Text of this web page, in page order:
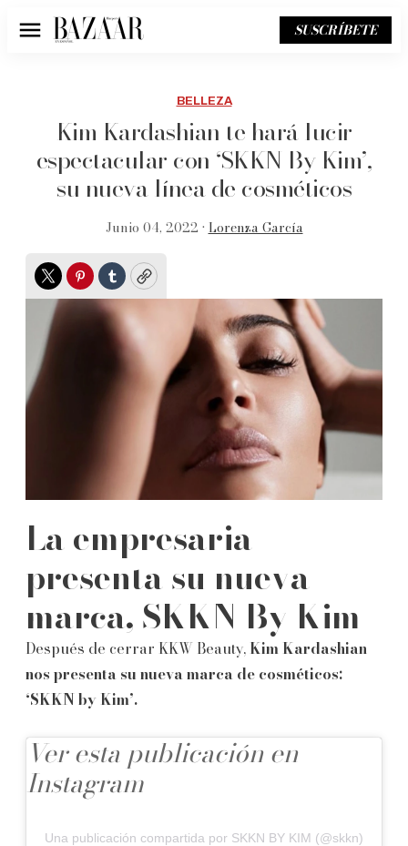
Menú SUSCRÍBETE
BELLEZA
Kim Kardashian te hará lucir
espectacular con ‘SKKN By Kim’,
su nueva línea de cosméticos
Junio 04, 2022 • Lorenza García
TwitterPinterest
TumblrCopy
La empresaria
presenta su nueva
marca, SKKN By Kim
Después de cerrar KKW Beauty, Kim Kardashian
nos presenta su nueva marca de cosméticos:
‘SKKN by Kim’.
Ver esta publicación en
Instagram
Una publicación compartida por SKKN BY KIM (@skkn)